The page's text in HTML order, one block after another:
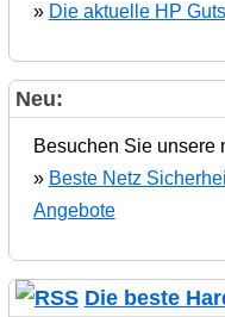
» Die aktuelle HP
Neu:
Besuchen Sie unsere
» Beste Netz
Angebote
Die beste